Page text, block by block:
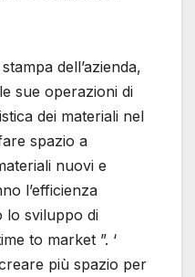
dell’azienda,
sue operazioni di
dei materiali nel
spazio a
nuovi e
l’efficienza
lo sviluppo di
to market ”. ‘
più spazio per